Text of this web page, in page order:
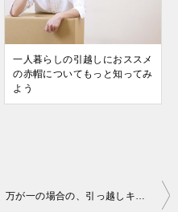
一人暮らしの引越しにおススメ
の赤帽についてもっと知ってみ
よう
万が一の場合の、引っ越しキャンセル料は？